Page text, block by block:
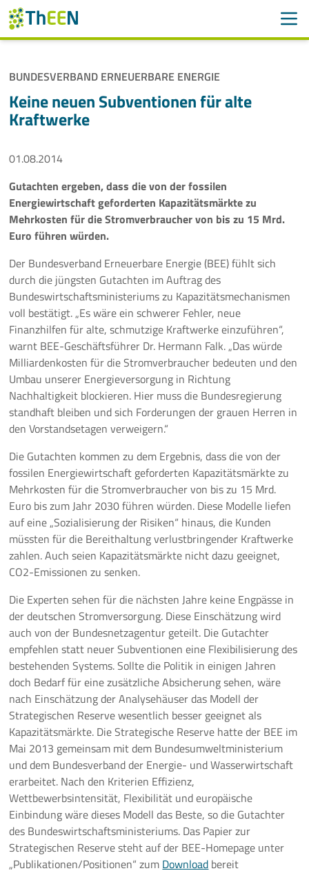
ThEEN
Services
Mitglieder
Aktivitäten
Veranstaltungen
Aktuelles
Meldungen
Pressemeldungen
Branchenmeldungen
Statements
Positionen
Jobs
Mediathek
Akkreditierung
Mehr
BUNDESVERBAND ERNEUERBARE ENERGIE
Keine neuen Subventionen für alte
Kraftwerke
01.08.2014
Gutachten ergeben, dass die von der fossilen
Energiewirtschaft geforderten Kapazitätsmärkte zu
Mehrkosten für die Stromverbraucher von bis zu 15 Mrd.
Euro führen würden.
Der Bundesverband Erneuerbare Energie (BEE) fühlt sich
durch die jüngsten Gutachten im Auftrag des
Bundeswirtschaftsministeriums zu Kapazitätsmechanismen
voll bestätigt. „Es wäre ein schwerer Fehler, neue
Finanzhilfen für alte, schmutzige Kraftwerke einzuführen“,
warnt BEE-Geschäftsführer Dr. Hermann Falk. „Das würde
Milliardenkosten für die Stromverbraucher bedeuten und den
Umbau unserer Energieversorgung in Richtung
Nachhaltigkeit blockieren. Hier muss die Bundesregierung
standhaft bleiben und sich Forderungen der grauen Herren in
den Vorstandsetagen verweigern.“
Die Gutachten kommen zu dem Ergebnis, dass die von der
fossilen Energiewirtschaft geforderten Kapazitätsmärkte zu
Mehrkosten für die Stromverbraucher von bis zu 15 Mrd.
Euro bis zum Jahr 2030 führen würden. Diese Modelle liefen
auf eine „Sozialisierung der Risiken“ hinaus, die Kunden
müssten für die Bereithaltung verlustbringender Kraftwerke
zahlen. Auch seien Kapazitätsmärkte nicht dazu geeignet,
CO2-Emissionen zu senken.
Die Experten sehen für die nächsten Jahre keine Engpässe in
der deutschen Stromversorgung. Diese Einschätzung wird
auch von der Bundesnetzagentur geteilt. Die Gutachter
empfehlen statt neuer Subventionen eine Flexibilisierung des
bestehenden Systems. Sollte die Politik in einigen Jahren
doch Bedarf für eine zusätzliche Absicherung sehen, wäre
nach Einschätzung der Analysehäuser das Modell der
Strategischen Reserve wesentlich besser geeignet als
Kapazitätsmärkte. Die Strategische Reserve hatte der BEE im
Mai 2013 gemeinsam mit dem Bundesumweltministerium
und dem Bundesverband der Energie- und Wasserwirtschaft
erarbeitet. Nach den Kriterien Effizienz,
Wettbewerbsintensität, Flexibilität und europäische
Einbindung wäre dieses Modell das Beste, so die Gutachter
des Bundeswirtschaftsministeriums. Das Papier zur
Strategischen Reserve steht auf der BEE-Homepage unter
„Publikationen/Positionen“ zum Download bereit